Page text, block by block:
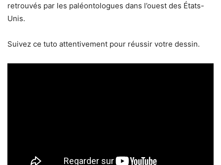
retrouvés par les paléontologues dans l’ouest des États-
Unis.
Suivez ce tuto attentivement pour réussir votre dessin.